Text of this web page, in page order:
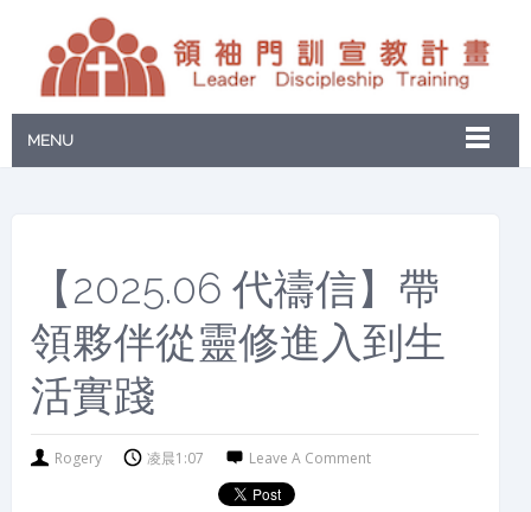
MENU
【2025.06 代禱信】帶
領夥伴從靈修進入到生
活實踐
Rogery 凌晨1:07 Leave A Comment